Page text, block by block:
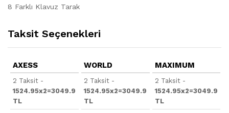
8 Farklı Klavuz Tarak
Taksit Seçenekleri
AXESS
2 Taksit -
1524.95x2=3049.9
TL
WORLD
2 Taksit -
1524.95x2=3049.9
TL
MAXIMUM
2 Taksit -
1524.95x2=3049.9
TL